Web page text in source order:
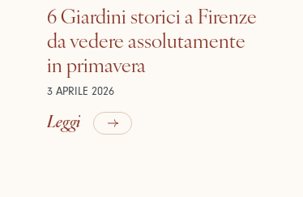
6 Giardini storici a Firenze
da vedere assolutamente
in primavera
3 APRILE 2026
Leggi